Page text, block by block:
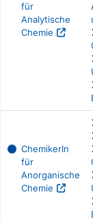
für
Analytische
Chemie
ChemikerIn
für
Anorganische
Chemie